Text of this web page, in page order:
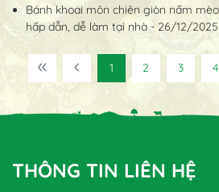
Bánh khoai môn chiên giòn nấm
hấp dẫn, dễ làm tại nhà - 26/12/2025
1 2 3 4
THÔNG TIN LIÊN HỆ